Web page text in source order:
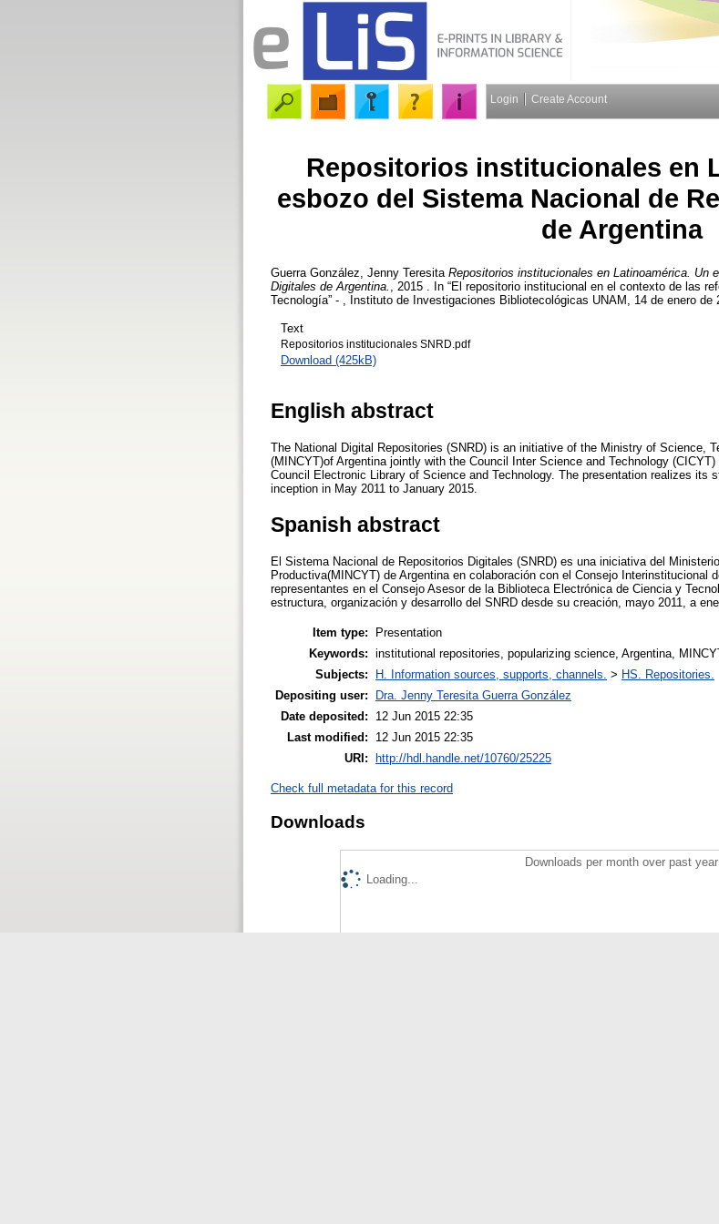
Login Create Account
Repositorios institucionales en
esbozo del Sistema Nacional de
de Argentina
Guerra González, Jenny Teresita Repositorios institucionales en Latinoamérica. Un
Digitales de Argentina.
, 2015 . In “El repositorio institucional en el contexto de las
Tecnología” - , Instituto de Investigaciones Bibliotecológicas UNAM, 14 de enero de
Text
Repositorios institucionales SNRD.pdf
Download (425kB)
English abstract
The National Digital Repositories (SNRD) is an initiative of the Ministry of Science,
(MINCYT)of Argentina jointly with the Council Inter Science and Technology
Council Electronic Library of Science and Technology. The presentation realizes its
inception in May 2011 to January 2015.
Spanish abstract
El Sistema Nacional de Repositorios Digitales (SNRD) es una iniciativa del
Productiva(MINCYT) de Argentina en colaboración con el Consejo Interinstitucional
representantes en el Consejo Asesor de la Biblioteca Electrónica de Ciencia y
estructura, organización y desarrollo del SNRD desde su creación, mayo 2011, a
Item type:
Presentation
Keywords: institutional repositories, popularizing science, Argentina,
Subjects:
H. Information sources, supports, channels. > HS. Repositories.
Depositing user:
Dra. Jenny Teresita Guerra González
Date deposited:
12 Jun 2015 22:35
Last modified:
12 Jun 2015 22:35
URI:
http://hdl.handle.net/10760/25225
Check full metadata for this record
Downloads
Downloads per month over past year
Loading...